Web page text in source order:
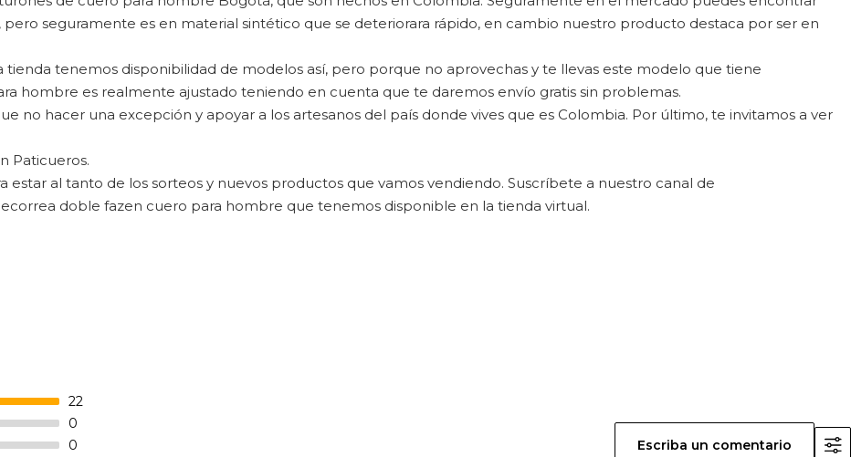
seguramente es en material sintético que se deteriorara rápido, en cambio nuestro producto destaca por ser en
tenemos disponibilidad de modelos así, pero porque no aprovechas y te llevas este modelo que tiene
hombre es realmente ajustado teniendo en cuenta que te daremos envío gratis sin problemas.
no hacer una excepción y apoyar a los artesanos del país donde vives que es Colombia. Por último, te invitamos a ver
Paticueros.
estar al tanto de los sorteos y nuevos productos que vamos vendiendo. Suscríbete a nuestro canal de
correa doble fazen cuero para hombre que tenemos disponible en la tienda virtual.
22
0
0
Escriba un comentario